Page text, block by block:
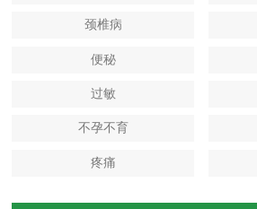
颈椎病
便秘
过敏
不孕不育
疼痛